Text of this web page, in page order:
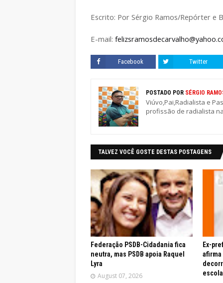
Escrito: Por Sérgio Ramos/Repórter e
E-mail:
Facebook Twitter
POSTADO POR SÉRGIO
Viúvo,Pai,Radialista e
profissão de radialista
TALVEZ VOCÊ GOSTE DESTAS POSTAGENS
Federação PSDB-Cidadania fica
neutra, mas PSDB apoia Raquel
Lyra
August 07, 2026
Ex-
afirma